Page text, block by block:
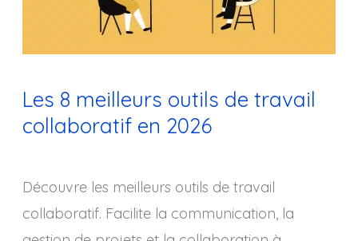
Les 8 meilleurs outils de travail
collaboratif en 2026
Découvre les meilleurs outils de travail
collaboratif. Facilite la communication, la
2026